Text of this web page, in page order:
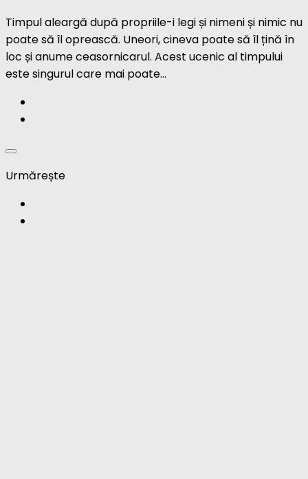
Timpul aleargă după propriile-i legi și nimeni și nimic nu
poate să îl oprească. Uneori, cineva poate să îl țină în
loc și anume ceasornicarul. Acest ucenic al timpului
este singurul care mai poate...